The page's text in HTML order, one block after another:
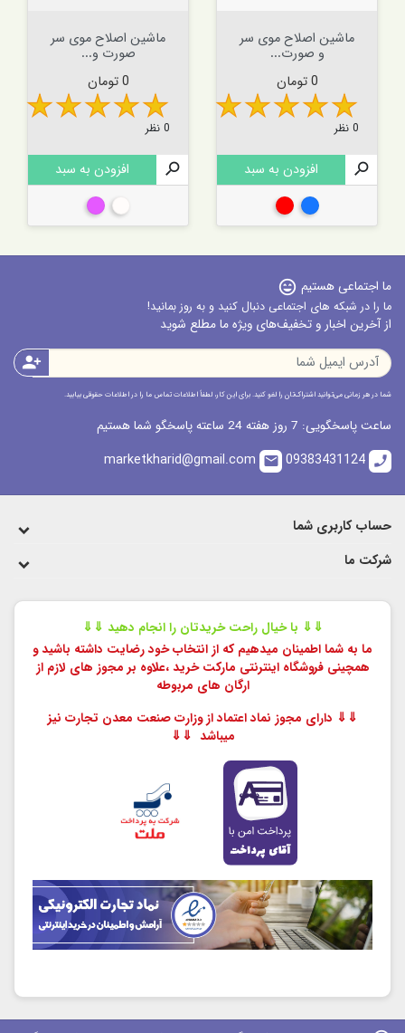
ماشین اصلاح موی سر
و صورت...
قیمت
0 تومان
0 نظر

افزودن به سبد
آبی قرمز
ماشین اصلاح موی سر
صورت و...
قیمت
0 تومان
0 نظر

افزودن به سبد
شفافچند رنگ
ما اجتماعی هستیم sentiment_very_satisfied
ما را در شبکه های اجتماعی دنبال کنید و به روز بمانید!
از آخرین اخبار و تخفیف‌های ویژه ما مطلع شوید
person_add
شما در هر زمانی می‌توانید اشتراک‌تان را لغو کنید. برای این کار، لطفاً اطلاعات تماس ما را در اطلاعات حقوقی بیابید.
ساعت پاسخگویی: 7 روز هفته 24 ساعته پاسخگو شما هستیم
call
09383431124
email
حساب کاربری شما
شرکت ما
⇓⇓ با خیال راحت خریدتان را انجام دهید ⇓⇓
ما به شما اطمینان میدهیم که از انتخاب خود رضایت داشته باشید و
همچینی فروشگاه اینترنتی مارکت خرید ،علاوه بر مجوز های لازم از
ارگان های مربوطه
⇓⇓ دارای مجوز نماد اعتماد از وزارت صنعت معدن تجارت نیز
میباشد ⇓⇓